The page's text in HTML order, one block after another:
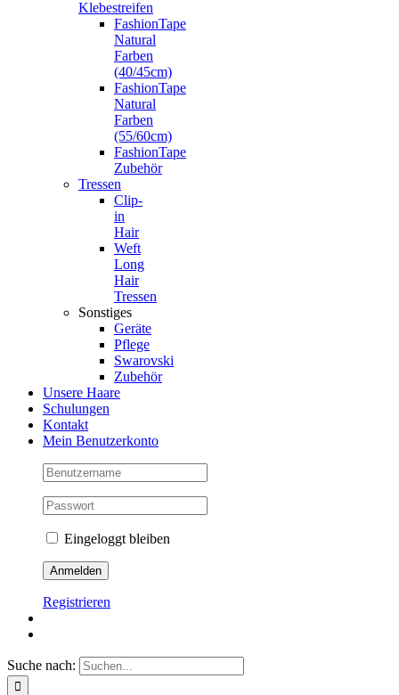
Klebestreifen
FashionTape
Natural
Farben
(40/45cm)
FashionTape
Natural
Farben
(55/60cm)
FashionTape
Zubehör
Tressen
Clip-
in
Hair
Weft
Long
Hair
Tressen
Sonstiges
Geräte
Pflege
Swarovski
Zubehör
Unsere Haare
Schulungen
Kontakt
Mein Benutzerkonto
Eingeloggt bleiben
Registrieren
Suche nach: